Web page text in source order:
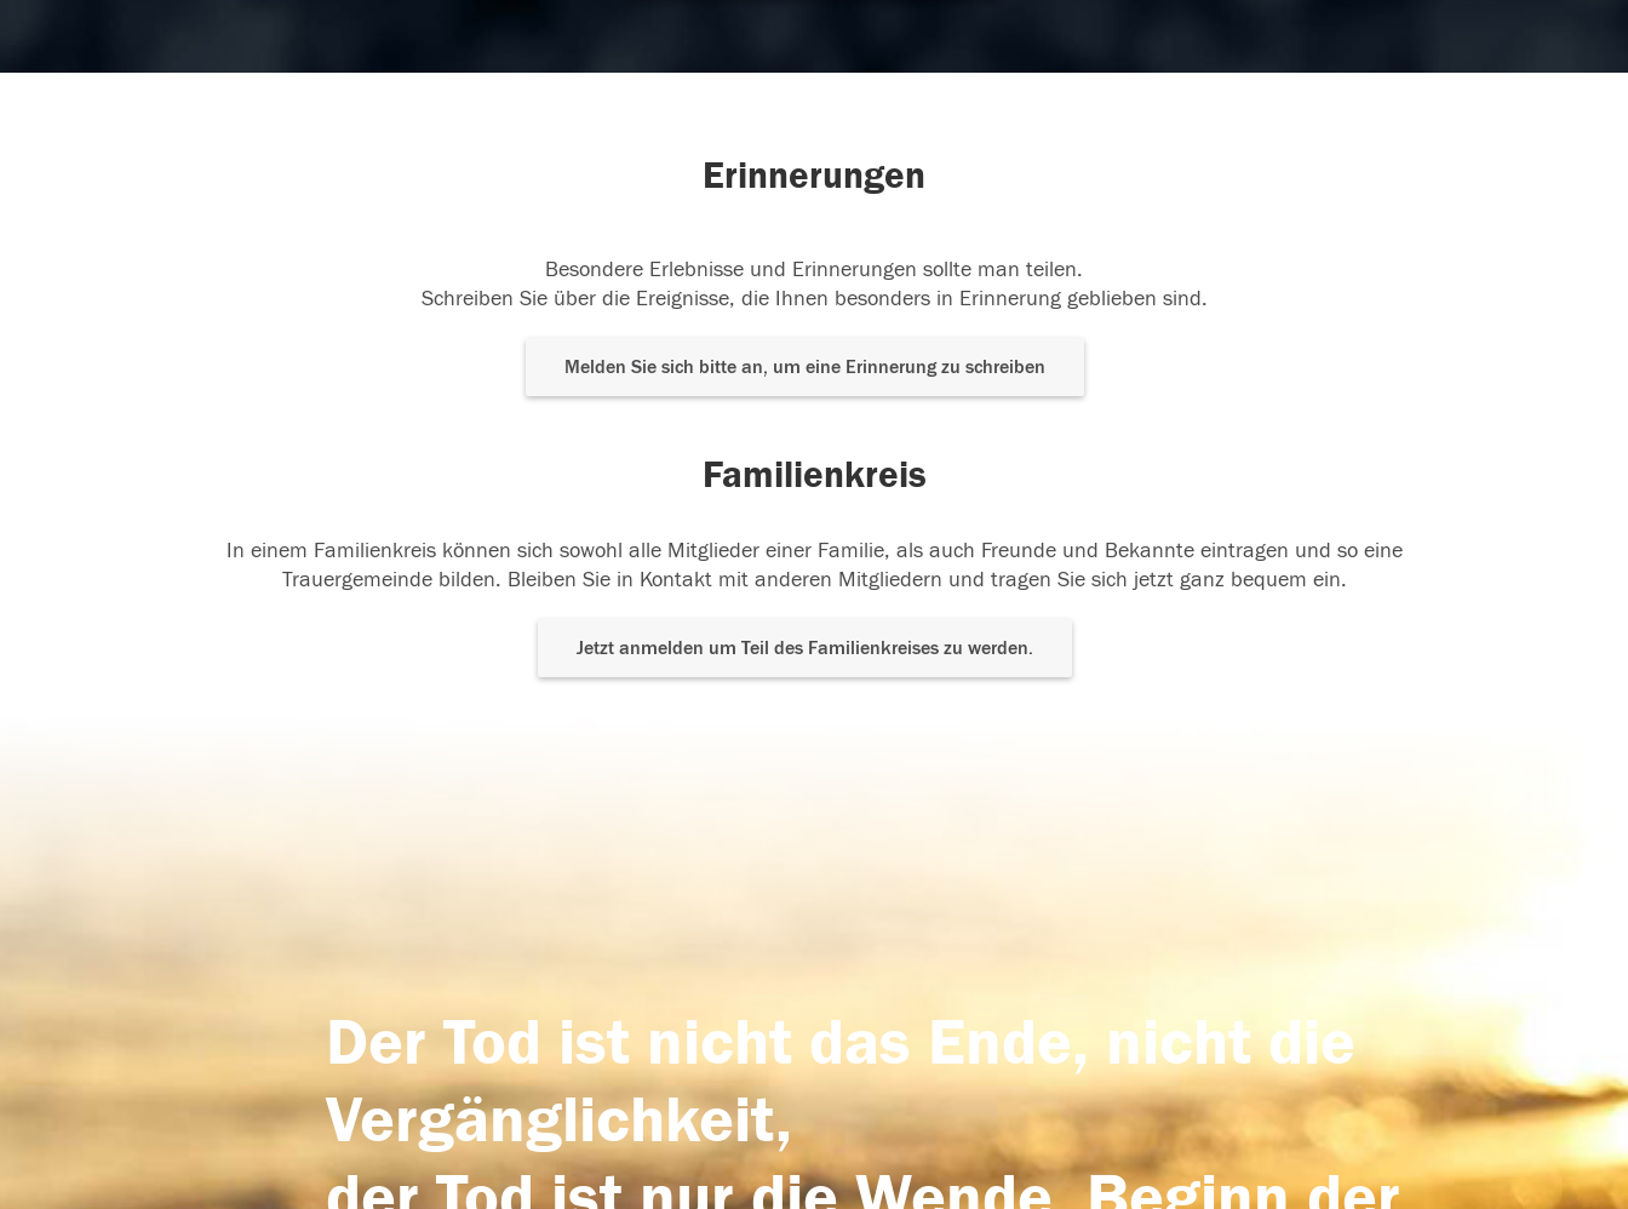
Erinnerungen
Besondere Erlebnisse und Erinnerungen sollte man teilen.
Schreiben Sie über die Ereignisse, die Ihnen besonders in Erinnerung geblieben sind.
Melden Sie sich bitte an, um eine Erinnerung zu schreiben
Familienkreis
In einem Familienkreis können sich sowohl alle Mitglieder einer Familie, als auch Freunde und Bekannte eintragen und so eine
Trauergemeinde bilden. Bleiben Sie in Kontakt mit anderen Mitgliedern und tragen Sie sich jetzt ganz bequem ein.
Jetzt anmelden um Teil des Familienkreises zu werden.
Der Tod ist nicht das Ende, nicht die
Vergänglichkeit,